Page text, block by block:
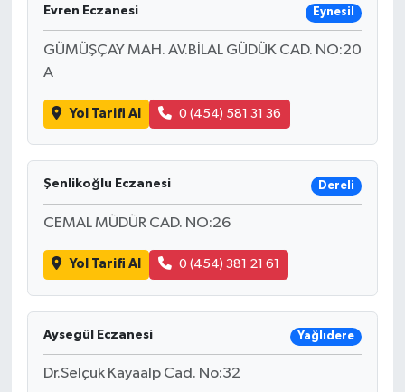
Evren Eczanesi Eynesil
GÜMÜŞÇAY MAH. AV.BİLAL GÜDÜK CAD. NO:20
A
Yol Tarifi Al 0 (454) 581 31 36
Şenlikoğlu Eczanesi Dereli
CEMAL MÜDÜR CAD. NO:26
Yol Tarifi Al 0 (454) 381 21 61
Aysegül Eczanesi Yağlıdere
Dr.Selçuk Kayaalp Cad. No:32